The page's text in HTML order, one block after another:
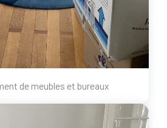
de meubles et bureaux